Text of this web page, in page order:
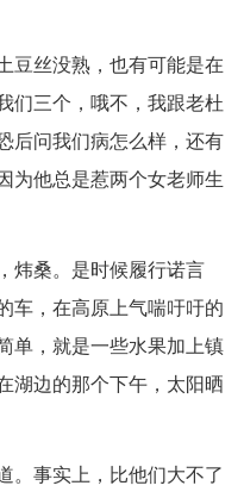
丝没熟，也有可能是在
们三个，哦不，我跟老杜
后问我们病怎么样，还有
为他总是惹两个女老师生
桑。是时候履行诺言
车，在高原上气喘吁吁的
单，就是一些水果加上镇
湖边的那个下午，太阳晒
事实上，比他们大不了